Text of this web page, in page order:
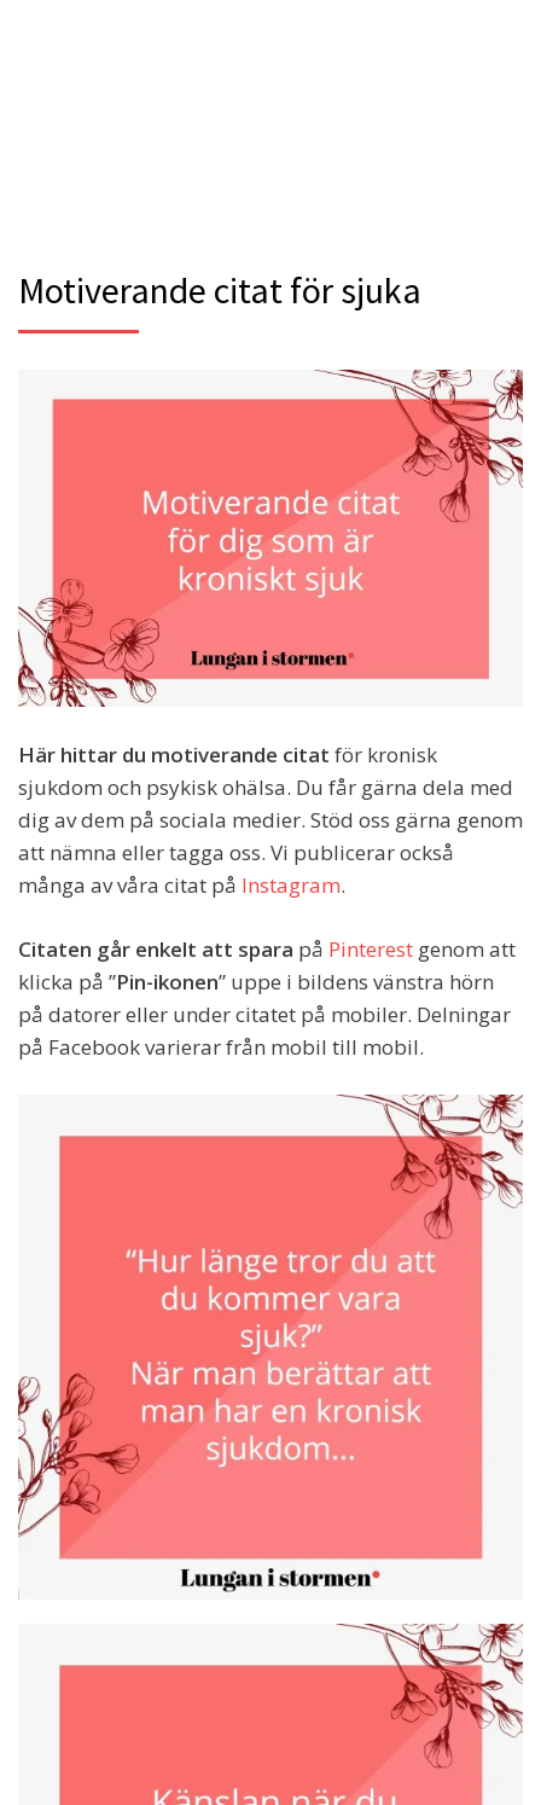
Motiverande citat för sjuka
Här hittar du motiverande citat för kronisk
sjukdom och psykisk ohälsa. Du får gärna dela med
dig av dem på sociala medier. Stöd oss gärna genom
att nämna eller tagga oss. Vi publicerar också
många av våra citat på Instagram.
Citaten går enkelt att spara på Pinterest genom att
klicka på ”Pin-ikonen” uppe i bildens vänstra hörn
på datorer eller under citatet på mobiler. Delningar
på Facebook varierar från mobil till mobil.